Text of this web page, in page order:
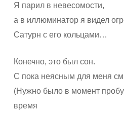
Я парил в невесомости,
а в иллюминатор я видел
Сатурн с его кольцами…
Конечно, это был сон.
С пока неясным для меня
(Нужно было в момент
время